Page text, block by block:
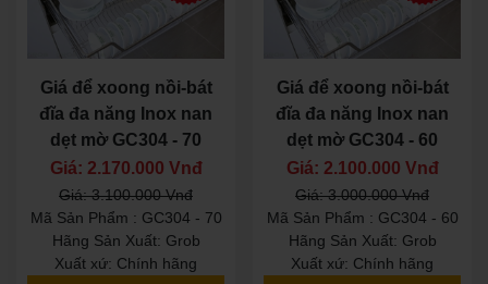
Giá để xoong nồi-bát
đĩa đa năng Inox nan
dẹt mờ GC304 - 70
Giá: 2.170.000 Vnđ
Giá: 3.100.000 Vnđ
Mã Sản Phẩm : GC304 - 70
Hãng Sản Xuất: Grob
Xuất xứ: Chính hãng
Giá để xoong nồi-bát
đĩa đa năng Inox nan
dẹt mờ GC304 - 60
Giá: 2.100.000 Vnđ
Giá: 3.000.000 Vnđ
Mã Sản Phẩm : GC304 - 60
Hãng Sản Xuất: Grob
Xuất xứ: Chính hãng